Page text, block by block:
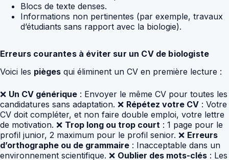
Blocs de texte denses.
Informations non pertinentes (par exemple, travaux
d’étudiants sans rapport avec la biologie).
Erreurs courantes à éviter sur un CV de biologiste
Voici les pièges qui éliminent un CV en première lecture :
❌ Un CV générique : Envoyer le même CV pour toutes les
candidatures sans adaptation. ❌ Répétez votre CV : Votre
CV doit compléter, et non faire double emploi, votre lettre
de motivation. ❌ Trop long ou trop court : 1 page pour le
profil junior, 2 maximum pour le profil senior. ❌ Erreurs
d’orthographe ou de grammaire : Inacceptable dans un
environnement scientifique. ❌ Oublier des mots-clés : Les